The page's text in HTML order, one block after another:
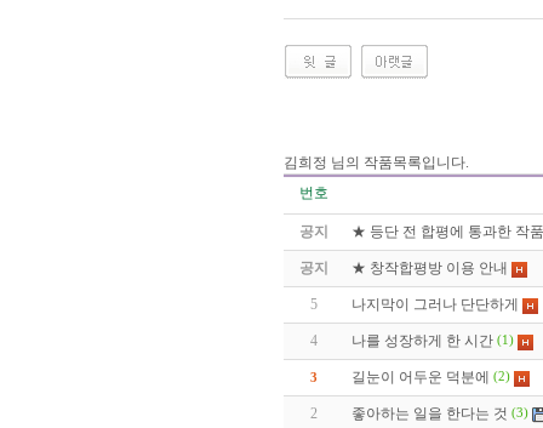
김희정 님의 작품목록입니다.
번호
공지 ★ 등단 전 합평에 통과한 작
공지 ★ 창작합평방 이용 안내
5 나지막이 그러나 단단하게
4 나를 성장하게 한 시간 (1)
3 길눈이 어두운 덕분에 (2)
2 좋아하는 일을 한다는 것 (3)